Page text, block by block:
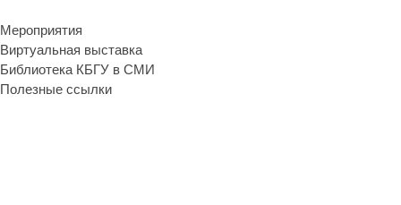
Мероприятия
Виртуальная выставка
Библиотека КБГУ в СМИ
Полезные ссылки